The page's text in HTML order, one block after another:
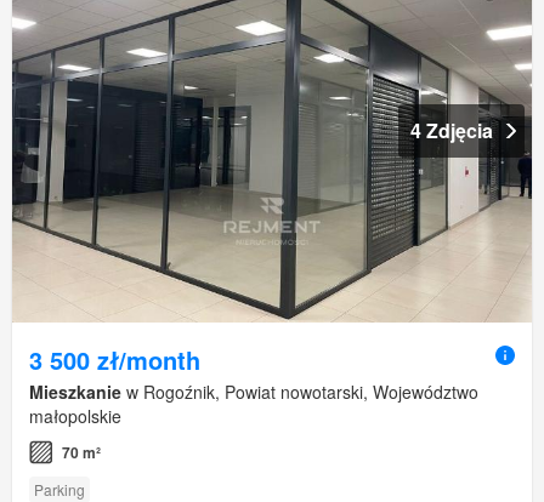
4 Zdjęcia
3 500 zł/month
Mieszkanie w Rogoźnik, Powiat nowotarski, Województwo
małopolskie
70 m²
Parking